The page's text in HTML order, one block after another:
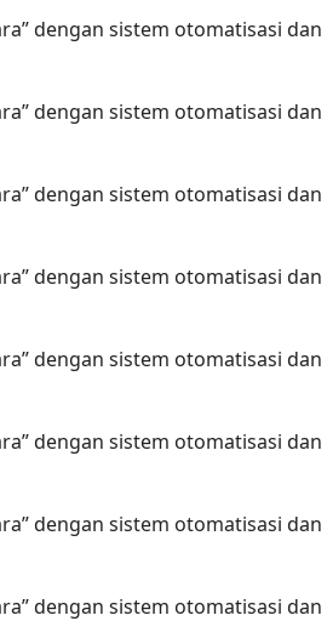
dengan sistem otomatisasi
dengan sistem otomatisasi
dengan sistem otomatisasi
dengan sistem otomatisasi
dengan sistem otomatisasi
dengan sistem otomatisasi
dengan sistem otomatisasi
dengan sistem otomatisasi